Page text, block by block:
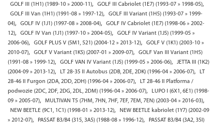
GOLF III (1H1) (1989-10 » 2000-11), GOLF III Cabriolet (1E7) (1993-07 » 1998-05),
GOLF III Van (1H1) (1991-08 » 1997-12),
GOLF III Variant (1H5) (1993-07 » 1999-
04), GOLF IV (1J1) (1997-08 » 2008-04),
GOLF IV Cabriolet (1E7) (1998-06 » 2002-
12), GOLF IV Van (1J1) (1997-10 » 2004-05),
GOLF IV Variant (1J5) (1999-05 »
2006-06), GOLF PLUS V (5M1, 521) (2004-12 » 2013-12),
GOLF V (1K1) (2003-10 »
2010-07), GOLF V Variant (1K5) (2007-01 » 2009-07),
GOLF Van III Variant (1H5)
(1991-08 » 1999-12), GOLF VAN IV Variant (1J5) (1999-05 » 2006-06),
JETTA III (1K2)
(2004-09 » 2013-12), LT 28-35 II Autobus (2DB, 2DE, 2DK) (1996-04 » 2006-07),
LT
28-46 II Furgon (2DA, 2DD, 2DH) (1996-04 » 2006-07),
LT 28-46 II Platforma /
podwozie (2DC, 2DF, 2DG, 2DL, 2DM) (1996-04 » 2006-07),
LUPO I (6X1, 6E1) (1998-
09 » 2005-07), MULTIVAN T5 (7HM, 7HN, 7HF, 7EF, 7EM, 7EN) (2003-04 » 2016-03),
NEW BEETLE (9C1, 1C1) (1998-01 » 2013-12),
NEW BEETLE kabriolet (1Y7) (2002-09
» 2012-07), PASSAT B3/B4 (315, 3A5) (1988-08 » 1996-12),
PASSAT B3/B4 (3A2, 35I)